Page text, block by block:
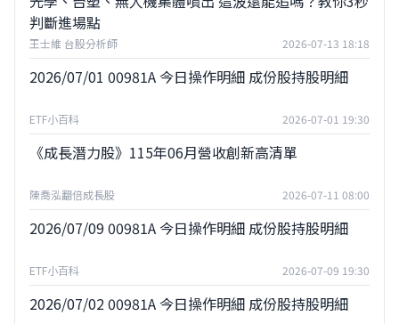
判斷進場點
王士維 台股分析師 2026-07-13 18:18
2026/07/01 00981A 今日操作明細 成份股持股明細
ETF小百科 2026-07-01 19:30
《成長潛力股》115年06月營收創新高清單
陳喬泓翻倍成長股 2026-07-11 08:00
2026/07/09 00981A 今日操作明細 成份股持股明細
ETF小百科 2026-07-09 19:30
2026/07/02 00981A 今日操作明細 成份股持股明細